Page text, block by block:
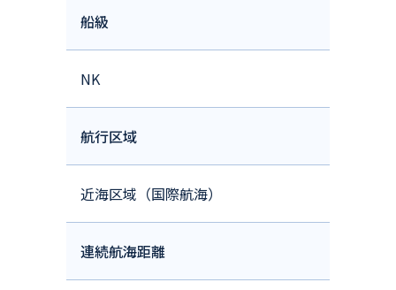
船級
NK
航行区域
近海区域（国際航海）
連続航海距離